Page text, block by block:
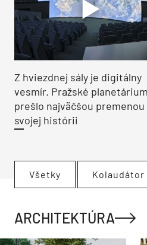
Z hviezdnej sály je digitálny
vesmír. Pražské planetárium
prešlo najväčšou premenou
svojej histórii
Všetky Kolaudátor
ARCHITEKTÚRA